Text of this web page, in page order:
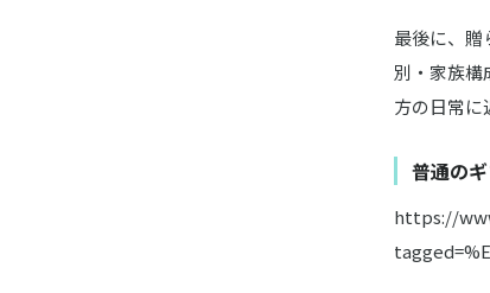
最後に、贈
別・家族構
方の日常に
普通の
https://